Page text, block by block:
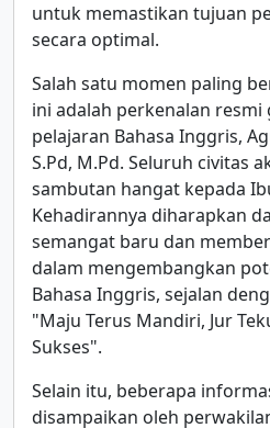
untuk memastikan tujuan
secara optimal.
Salah satu momen paling
ini adalah perkenalan
pelajaran Bahasa Inggris,
S.Pd, M.Pd. Seluruh civitas
sambutan hangat kepada
Kehadirannya diharapkan
semangat baru dan
dalam mengembangkan
Bahasa Inggris, sejalan
"Maju Terus Mandiri, Jur
Sukses".
Selain itu, beberapa
disampaikan oleh